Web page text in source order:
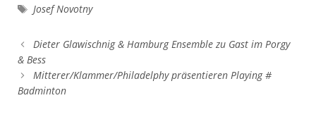
Schlagwörter
Josef Novotny
Dieter Glawischnig & Hamburg Ensemble zu Gast im Porgy
& Bess
Mitterer/Klammer/Philadelphy präsentieren Playing #
Badminton